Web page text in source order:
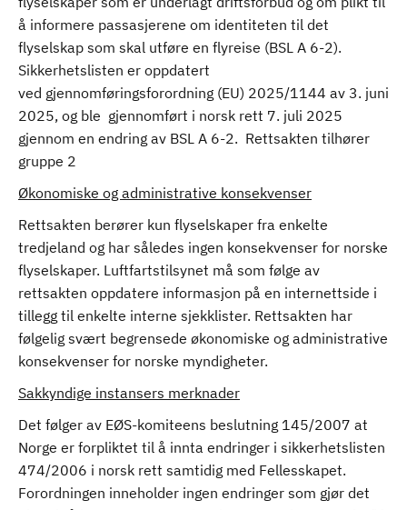
å informere passasjerene om identiteten til det
flyselskap som skal utføre en flyreise (BSL A 6-2).
Sikkerhetslisten er oppdatert
ved gjennomføringsforordning (EU) 2025/1144 av 3. juni
2025, og ble gjennomført i norsk rett 7. juli 2025
gjennom en endring av BSL A 6-2. Rettsakten tilhører
gruppe 2
Økonomiske og administrative konsekvenser
Rettsakten berører kun flyselskaper fra enkelte
tredjeland og har således ingen konsekvenser for norske
flyselskaper. Luftfartstilsynet må som følge av
rettsakten oppdatere informasjon på en internettside i
tillegg til enkelte interne sjekklister. Rettsakten har
følgelig svært begrensede økonomiske og administrative
konsekvenser for norske myndigheter.
Sakkyndige instansers merknader
Det følger av EØS-komiteens beslutning 145/2007 at
Norge er forpliktet til å innta endringer i sikkerhetslisten
474/2006 i norsk rett samtidig med Fellesskapet.
Forordningen inneholder ingen endringer som gjør det